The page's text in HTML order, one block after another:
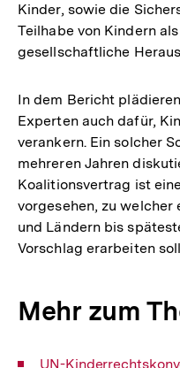
Kinder, sowie die
Teilhabe von Kindern
gesellschaftliche
In dem Bericht
Experten auch dafür,
verankern. Ein solcher
mehreren Jahren
Koalitionsvertrag ist
vorgesehen, zu
und Ländern bis
Vorschlag erarbeiten
Mehr zum
Interner
UN-